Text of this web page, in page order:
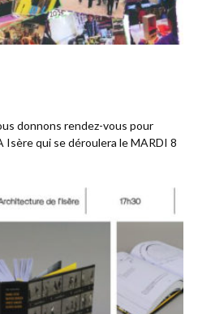
donnons rendez-vous pour
Isère qui se déroulera le MARDI 8